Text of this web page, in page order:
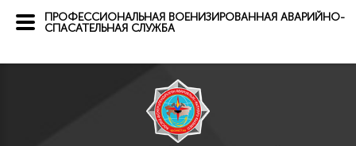
ПРОФЕССИОНАЛЬНАЯ ВОЕНИЗИРОВАННАЯ АВАРИЙНО-
СПАСАТЕЛЬНАЯ СЛУЖБА